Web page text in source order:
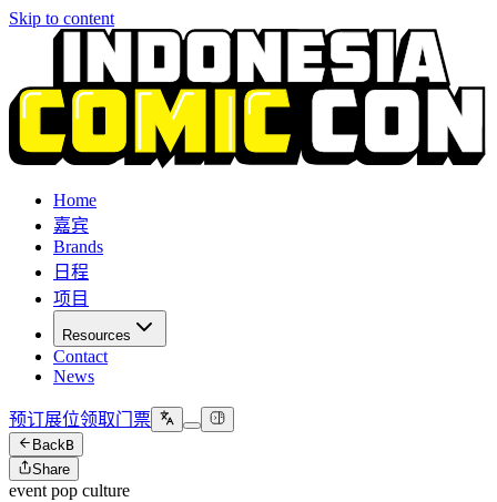
Skip to content
Home
嘉宾
Brands
日程
项目
Resources
Contact
News
预订展位领取门票
BackB
Share
event pop culture